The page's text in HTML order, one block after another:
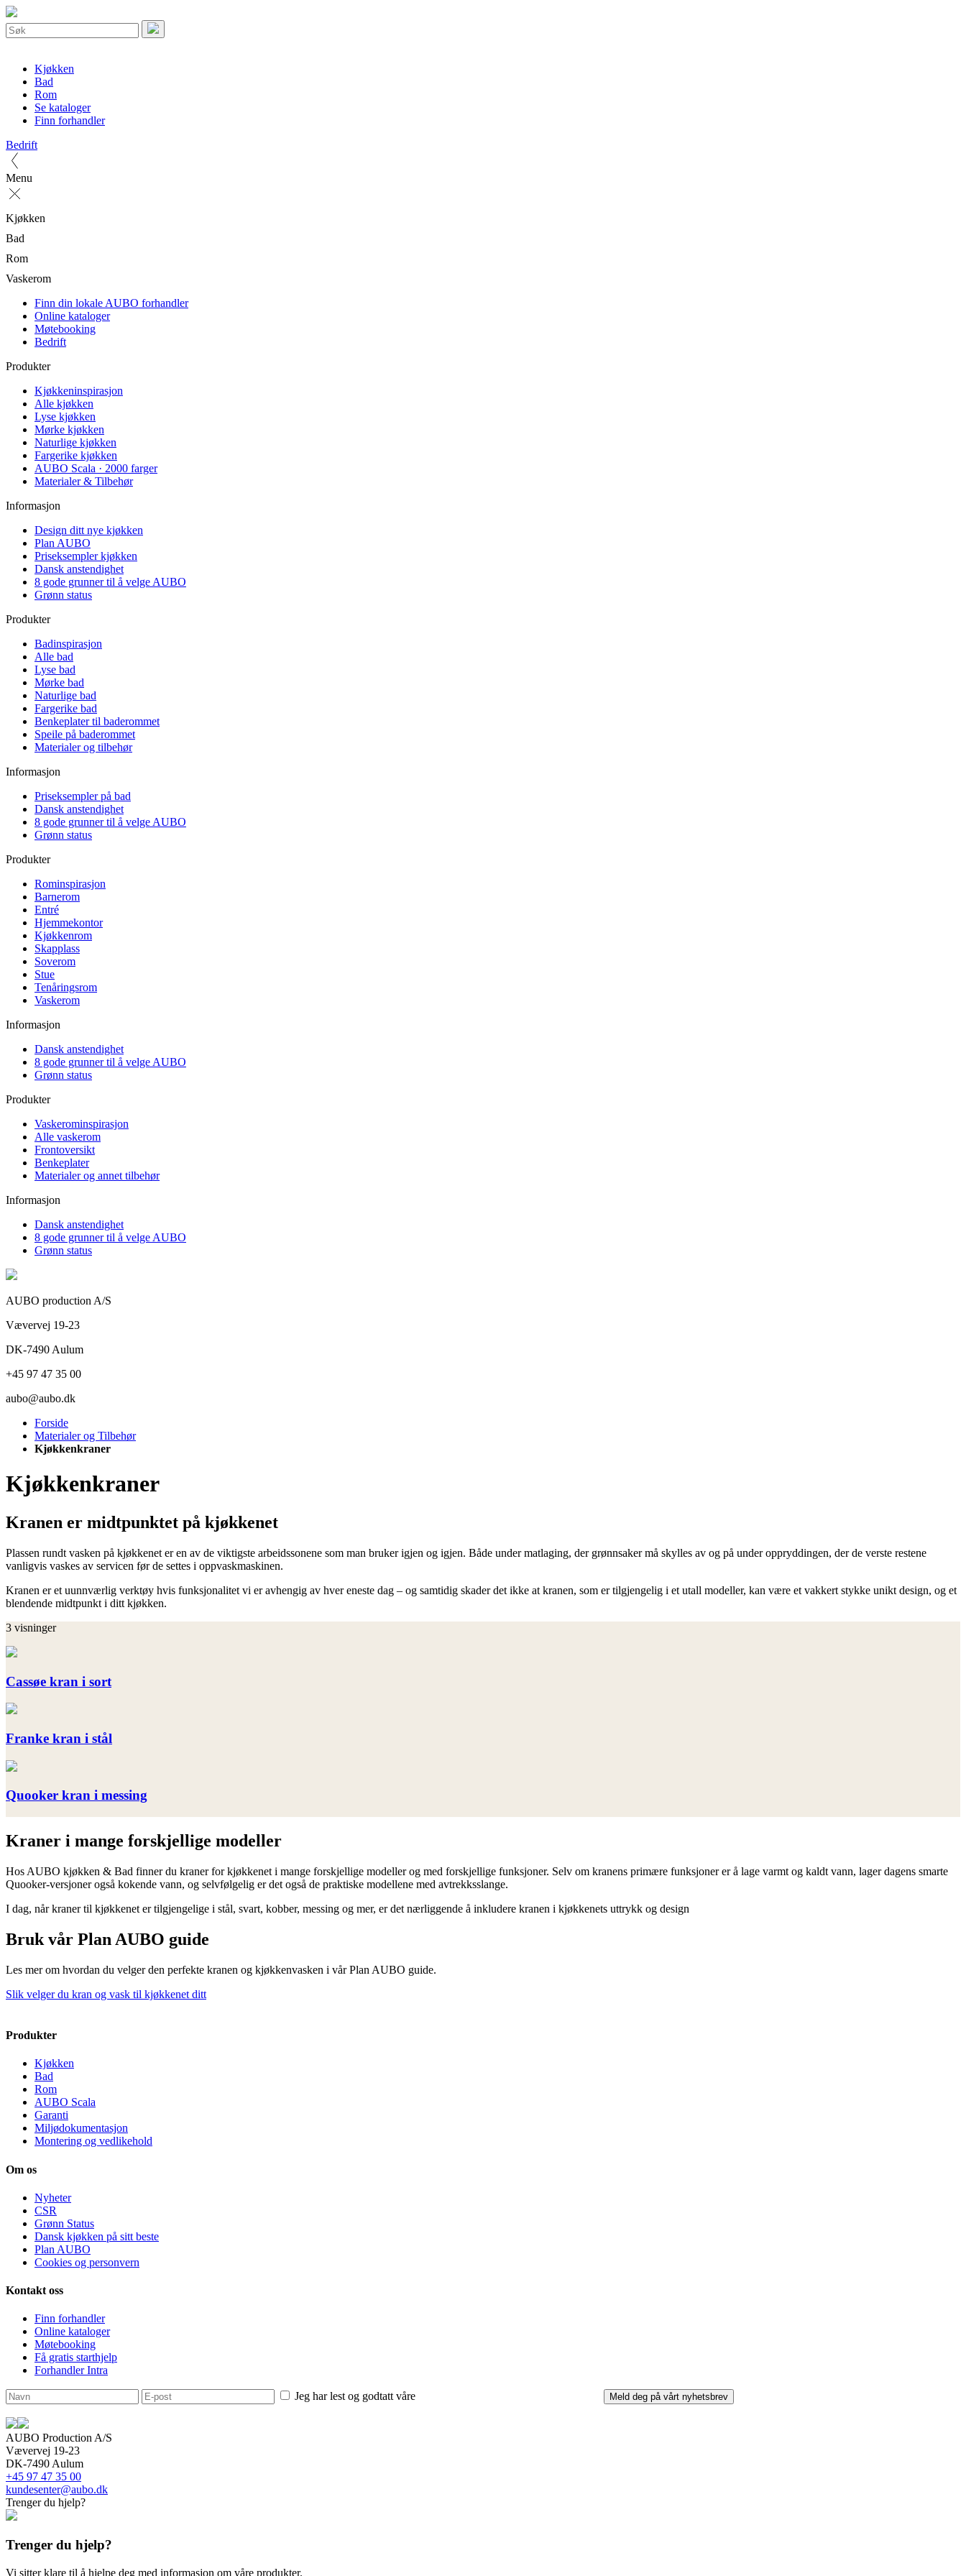
Kjøkken
Bad
Rom
Se kataloger
Finn forhandler
Bedrift
Menu
Kjøkken
Bad
Rom
Vaskerom
Finn din lokale AUBO forhandler
Online kataloger
Møtebooking
Bedrift
Produkter
Kjøkkeninspirasjon
Alle kjøkken
Lyse kjøkken
Mørke kjøkken
Naturlige kjøkken
Fargerike kjøkken
AUBO Scala · 2000 farger
Materialer & Tilbehør
Informasjon
Design ditt nye kjøkken
Plan AUBO
Priseksempler kjøkken
Dansk anstendighet
8 gode grunner til å velge AUBO
Grønn status
Produkter
Badinspirasjon
Alle bad
Lyse bad
Mørke bad
Naturlige bad
Fargerike bad
Benkeplater til baderommet
Speile på baderommet
Materialer og tilbehør
Informasjon
Priseksempler på bad
Dansk anstendighet
8 gode grunner til å velge AUBO
Grønn status
Produkter
Rominspirasjon
Barnerom
Entré
Hjemmekontor
Kjøkkenrom
Skapplass
Soverom
Stue
Tenåringsrom
Vaskerom
Informasjon
Dansk anstendighet
8 gode grunner til å velge AUBO
Grønn status
Produkter
Vaskerominspirasjon
Alle vaskerom
Frontoversikt
Benkeplater
Materialer og annet tilbehør
Informasjon
Dansk anstendighet
8 gode grunner til å velge AUBO
Grønn status
AUBO production A/S
Vævervej 19-23
DK-7490 Aulum
+45 97 47 35 00
aubo@aubo.dk
Forside
Materialer og Tilbehør
Kjøkkenkraner
Kjøkkenkraner
Kranen er midtpunktet på kjøkkenet
Plassen rundt vasken på kjøkkenet er en av de viktigste arbeidssonene som man bruker igjen og igjen. Både under matlaging, der grønnsaker må skylles av og på under oppryddingen, der de verste restene
vanligvis vaskes av servicen før de settes i oppvaskmaskinen.
Kranen er et uunnværlig verktøy hvis funksjonalitet vi er avhengig av hver eneste dag – og samtidig skader det ikke at kranen, som er tilgjengelig i et utall modeller, kan være et vakkert stykke unikt design, og et
blendende midtpunkt i ditt kjøkken.
3 visninger
Cassøe kran i sort
Franke kran i stål
Quooker kran i messing
Kraner i mange forskjellige modeller
Hos AUBO kjøkken & Bad finner du kraner for kjøkkenet i mange forskjellige modeller og med forskjellige funksjoner. Selv om kranens primære funksjoner er å lage varmt og kaldt vann, lager dagens smarte
Quooker-versjoner også kokende vann, og selvfølgelig er det også de praktiske modellene med avtrekksslange.
I dag, når kraner til kjøkkenet er tilgjengelige i stål, svart, kobber, messing og mer, er det nærliggende å inkludere kranen i kjøkkenets uttrykk og design
Bruk vår Plan AUBO guide
Les mer om hvordan du velger den perfekte kranen og kjøkkenvasken i vår Plan AUBO guide.
Slik velger du kran og vask til kjøkkenet ditt
Produkter
Kjøkken
Bad
Rom
AUBO Scala
Garanti
Miljødokumentasjon
Montering og vedlikehold
Om os
Nyheter
CSR
Grønn Status
Dansk kjøkken på sitt beste
Plan AUBO
Cookies og personvern
Kontakt oss
Finn forhandler
Online kataloger
Møtebooking
Få gratis starthjelp
Forhandler Intra
Jeg har lest og godtatt våre
AUBO Production A/S
Vævervej 19-23
DK-7490 Aulum
+45 97 47 35 00
kundesenter@aubo.dk
Trenger du hjelp?
Trenger du hjelp?
Vi sitter klare til å hjelpe deg med informasjon om våre produkter.